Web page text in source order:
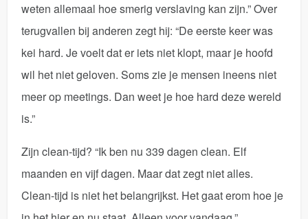
weten allemaal hoe smerig verslaving kan zijn.” Over
terugvallen bij anderen zegt hij: “De eerste keer was
kei hard. Je voelt dat er iets niet klopt, maar je hoofd
wil het niet geloven. Soms zie je mensen ineens niet
meer op meetings. Dan weet je hoe hard deze wereld
is.”
Zijn clean-tijd? “Ik ben nu 339 dagen clean. Elf
maanden en vijf dagen. Maar dat zegt niet alles.
Clean-tijd is niet het belangrijkst. Het gaat erom hoe je